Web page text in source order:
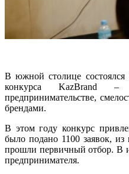
В южной столице состоялся
конкурса KazBrand –
предпринимательстве,
брендами.
В этом году конкурс
было подано 1100 заявок,
прошли первичный отбор. В
предпринимателя.